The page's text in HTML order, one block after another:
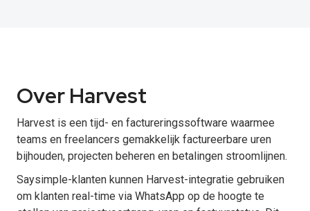
Over Harvest
Harvest is een tijd- en factureringssoftware waarmee
teams en freelancers gemakkelijk factureerbare uren
bijhouden, projecten beheren en betalingen stroomlijnen.
Saysimple-klanten kunnen Harvest-integratie gebruiken
om klanten real-time via WhatsApp op de hoogte te